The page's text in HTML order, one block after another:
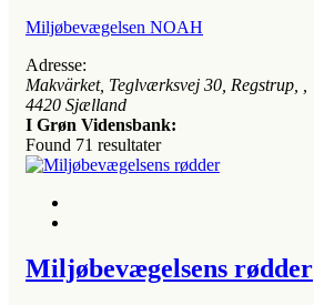
Miljøbevægelsen NOAH
Adresse:
Makvärket, Teglværksvej 30, Regstrup
4420 Sjælland
I Grøn Vidensbank:
Found 71 resultater
Miljøbevægelsens rødder